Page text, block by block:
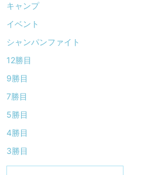
キャンプ
イベント
シャンパンファイト
12勝目
9勝目
7勝目
5勝目
4勝目
3勝目